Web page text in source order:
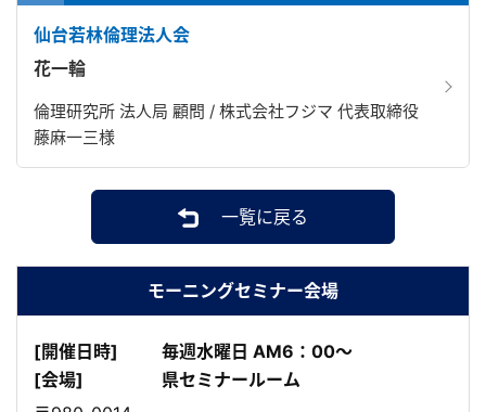
仙台若林倫理法人会
花一輪
倫理研究所 法人局 顧問 / 株式会社フジマ 代表取締役
藤麻一三様
一覧に戻る
モーニングセミナー会場
[開催日時]
毎週水曜日 AM6：00～
[会場]
県セミナールーム